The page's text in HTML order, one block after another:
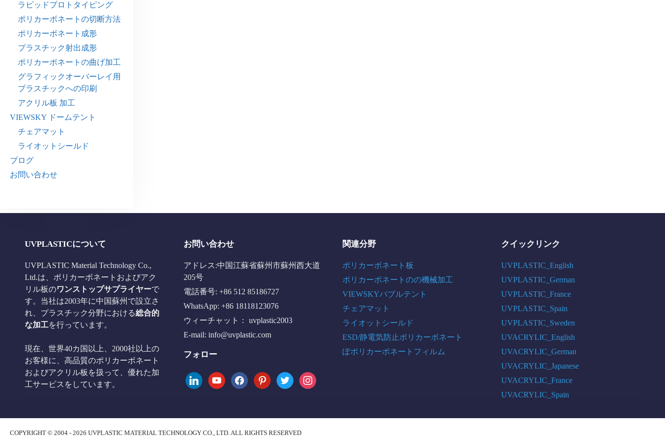
ラピッドプロトタイピング
ポリカーボネートの切断方法
ポリカーボネート成形
プラスチック射出成形
ポリカーボネートの曲げ加工
グラフィックオーバーレイ用
プラスチックへの印刷
アクリル板 加工
VIEWSKY ドームテント
チェアマット
ライオットシールド
ブログ
お問い合わせ
UVPLASTICについて
UVPLASTIC Material Technology Co.,
Ltd.は、ポリカーボネートおよびアク
リル板のワンストップサプライヤーで
す。当社は2003年に中国蘇州で設立さ
れ、プラスチック分野における総合的
な加工を行っています。
現在、世界40カ国以上、2000社以上の
お客様に、高品質のポリカーボネート
およびアクリル板を扱って、優れた加
工サービスをしています。
お問い合わせ
アドレス:中国江蘇省蘇州市蘇州西大道
205号
電話番号: +86 512 85186727
WhatsApp: +86 18118123076
ウィーチャット： uvplastic2003
E-mail: info@uvplastic.com
フォロー
linkedinyoutubefacebookpinteresttwitter instagram
関連分野
ポリカーボネート板
ポリカーボネートのの機械加工
VIEWSKYバブルテント
チェアマット
ライオットシールド
ESD/静電気防止ポリカーボネート
ぽポリカーボネートフィルム
クイックリンク
UVPLASTIC_English
UVPLASTIC_German
UVPLASTIC_France
UVPLASTIC_Spain
UVPLASTIC_Sweden
UVACRYLIC_English
UVACRYLIC_German
UVACRYLIC_Japanese
UVACRYLIC_France
UVACRYLIC_Spain
COPYRIGHT © 2004 - 2026 UVPLASTIC MATERIAL TECHNOLOGY CO., LTD. ALL RIGHTS RESERVED